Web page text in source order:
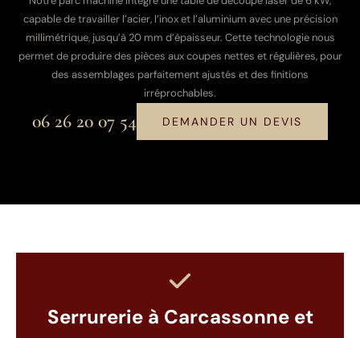
capable de travailler l’acier, l’inox et l’aluminium avec une précision
millimétrique, jusqu’à 20 mm d’épaisseur. Cette technologie nous
permet de produire des pièces aux coupes nettes et régulières, pour
des assemblages parfaitement ajustés et des finitions
irréprochables.
06 26 20 07 54 DEMANDER UN DEVIS
Serrurerie à Carcassonne et